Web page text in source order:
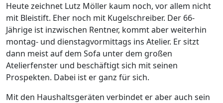
Heute zeichnet Lutz Möller kaum noch, vor allem nicht
mit Bleistift. Eher noch mit Kugelschreiber. Der 66-
Jährige ist inzwischen Rentner, kommt aber weiterhin
montag- und dienstagvormittags ins Atelier. Er sitzt
dann meist auf dem Sofa unter dem großen
Atelierfenster und beschäftigt sich mit seinen
Prospekten. Dabei ist er ganz für sich.
Mit den Haushaltsgeräten verbindet er aber auch sein